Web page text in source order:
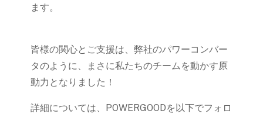
ます。
皆様の関心とご支援は、弊社のパワーコンバー
タのように、まさに私たちのチームを動かす原
動力となりました！
詳細については、POWERGOODを以下でフォロ